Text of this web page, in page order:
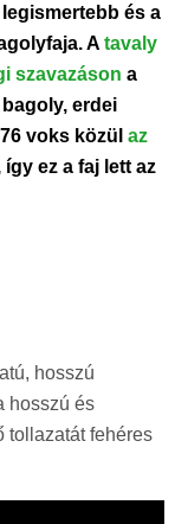
és a
A tavaly
szavazáson a
erdei
voks közül az
így ez a faj lett az
hosszú
hosszú és
tollazatát fehéres